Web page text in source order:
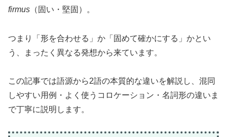
firmus （固い・堅固）。
つまり「形を合わせる」か「固めて確かにする」かとい
う、まったく異なる発想から来ています。
この記事では語源から2語の本質的な違いを解説し、混同
しやすい用例・よく使うコロケーション・名詞形の違いま
で丁寧に説明します。